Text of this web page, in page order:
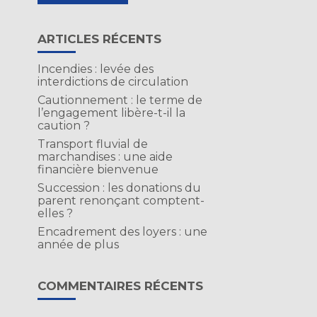
ARTICLES RÉCENTS
Incendies : levée des
interdictions de circulation
Cautionnement : le terme de
l’engagement libère-t-il la
caution ?
Transport fluvial de
marchandises : une aide
financière bienvenue
Succession : les donations du
parent renonçant comptent-
elles ?
Encadrement des loyers : une
année de plus
COMMENTAIRES RÉCENTS